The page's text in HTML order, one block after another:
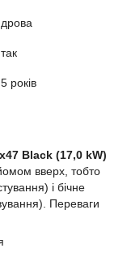
дрова
так
5 років
Black (17,0 kW)
вверх, тобто
і бічне
Переваги